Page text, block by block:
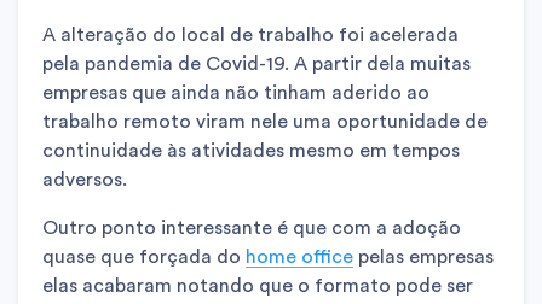
A alteração do local de trabalho foi acelerada
pela pandemia de Covid-19. A partir dela muitas
empresas que ainda não tinham aderido ao
trabalho remoto viram nele uma oportunidade de
continuidade às atividades mesmo em tempos
adversos.
Outro ponto interessante é que com a adoção
quase que forçada do home office pelas empresas
elas acabaram notando que o formato pode ser